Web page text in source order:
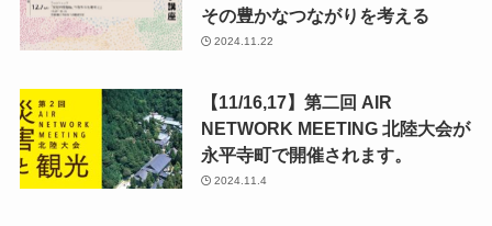
その豊かなつながりを考える
2024.11.22
【11/16,17】第二回 AIR
NETWORK MEETING 北陸大会が
永平寺町で開催されます。
2024.11.4